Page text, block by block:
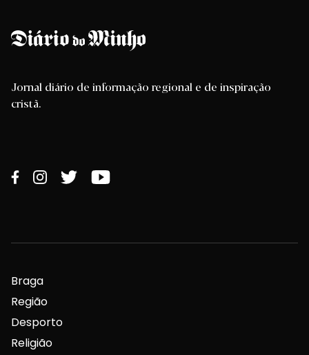
Jornal diário de informação regional e de inspiração
cristã.
Braga
Região
Desporto
Religião